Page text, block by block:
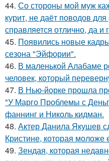
44. Со стороны мой муж
курит, не даёт поводов
справляется отлично, да и
45. Появились новые
сезона "Эйфории".
46. В маленькой Алабаме
человек, который
47. В Нью-йорке прошла
"У Марго Проблемы с
фаннинг и Николь кидман.
48. Актер Данила Якушев
Кристине, которая моложе
49. Зендая, которая